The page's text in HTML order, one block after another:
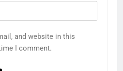
and website in this
I comment.